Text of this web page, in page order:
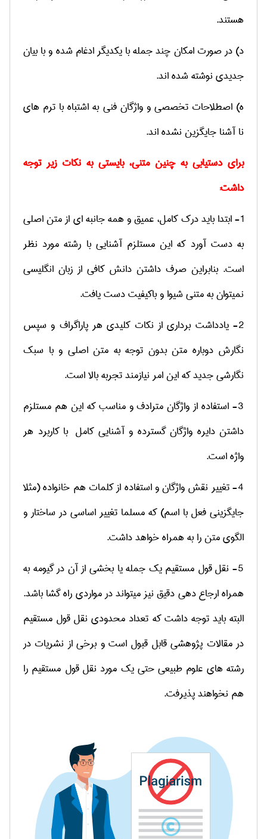
هستند.
د) در صورت امکان چند جمله با یکدیگر ادغام شده و با بیان
جدیدی نوشته شده ­اند.
ه) اصطلاحات تخصصی و واژگان فنی به اشتباه با ترم های
نا آشنا جایگزین نشده اند.
برای دست­یابی به چنین متنی، بایستی به نکات زیر توجه
داشت:
1- ابتدا باید درک کامل، عمیق و همه جانبه ­ای از متن اصلی
به دست آورد که این مستلزم آشنایی با رشته مورد نظر
است. بنابراین صرف داشتن دانش کافی از زبان انگلیسی
نمی­توان به متنی شیوا و باکیفیت دست یافت.
2- یادداشت برداری از نکات کلیدی هر پاراگراف و سپس
نگارش دوباره متن بدون توجه به متن اصلی و با سبک
نگارشی جدید که این امر نیازمند تجربه بالا است.
3- استفاده از واژگان مترادف و مناسب که این هم مستلزم
داشتن دایره واژگان گسترده و آشنایی کامل با کاربرد هر
واژه است.
4- تغییر نقش واژگان و استفاده از کلمات هم­ خانواده (مثلا
جایگزینی فعل با اسم) که مسلما تغییر اساسی در ساختار و
الگوی متن را به همراه خواهد داشت.
5- نقل قول مستقیم یک جمله یا بخشی از آن در گیومه به
همراه ارجاع دهی دقیق نیز می­تواند در مواردی راه گشا باشد.
البته باید توجه داشت که تعداد محدودی نقل قول مستقیم
در مقالات پژوهشی قابل قبول است و برخی از نشریات در
رشته های علوم طبیعی حتی یک مورد نقل قول مستقیم را
هم نخواهند پذیرفت.